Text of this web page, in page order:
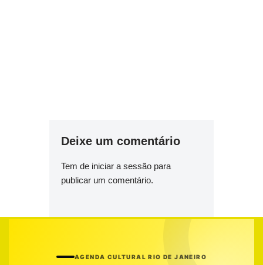
Deixe um comentário
Tem de iniciar a sessão para
publicar um comentário.
AGENDA CULTURAL RIO DE JANEIRO